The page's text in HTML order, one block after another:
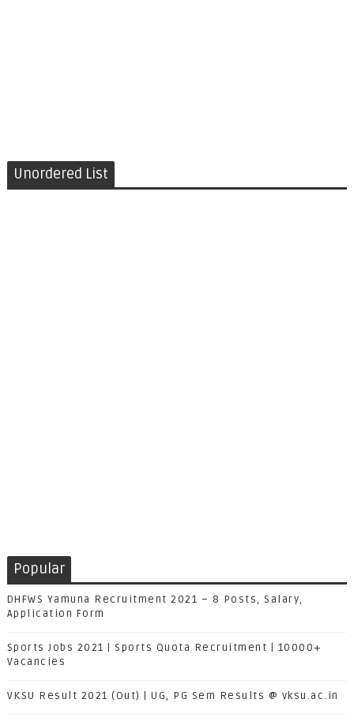
Unordered List
Popular
DHFWS Yamuna Recruitment 2021 – 8 Posts, Salary,
Application Form
Sports Jobs 2021 | Sports Quota Recruitment | 10000+
Vacancies
VKSU Result 2021 (Out) | UG, PG Sem Results @ vksu.ac.in